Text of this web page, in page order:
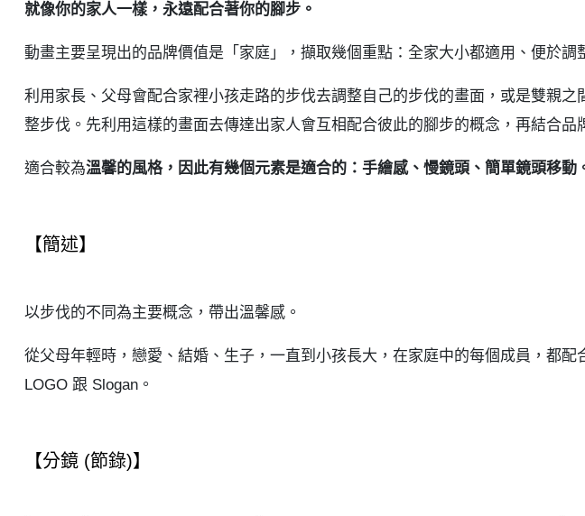
就像你的家人一樣，永遠配合著你的腳步。
動畫主要呈現出的品牌價值是「家庭」，擷取幾個重點：全家大小都適用、便於
利用家長、父母會配合家裡小孩走路的步伐去調整自己的步伐的畫面，或是雙親
整步伐。先利用這樣的畫面去傳達出家人會互相配合彼此的腳步的概念，再結合
適合較為溫馨的風格，因此有幾個元素是適合的：手繪感、慢鏡頭、簡單鏡頭移動
【簡述】
以步伐的不同為主要概念，帶出溫馨感。
從父母年輕時，戀愛、結婚、生子，一直到小孩長大，在家庭中的每個成員，都
LOGO 跟 Slogan。
【分鏡 (節錄)】